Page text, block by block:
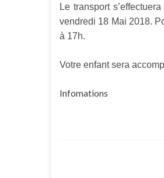
Le transport
vendredi 18 Mai 2018.
à 17h.
Votre enfant sera
Infomations